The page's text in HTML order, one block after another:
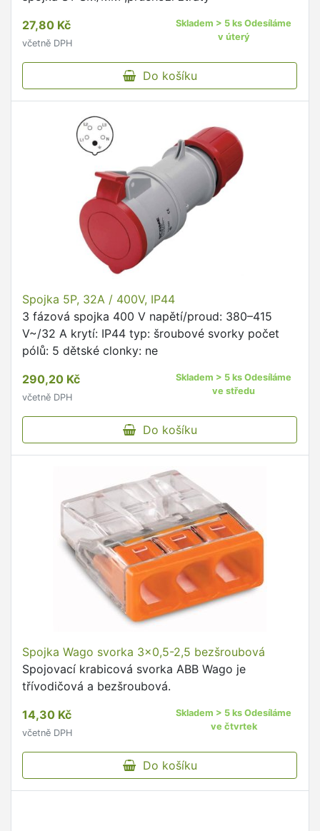
27,80 Kč
včetně DPH
Skladem > 5 ks Odesíláme
v úterý
Do košíku
Spojka 5P, 32A / 400V, IP44
3 fázová spojka 400 V napětí/proud: 380–415
V~/32 A krytí: IP44 typ: šroubové svorky počet
pólů: 5 dětské clonky: ne
290,20 Kč
včetně DPH
Skladem > 5 ks Odesíláme
ve středu
Do košíku
Spojka Wago svorka 3x0,5-2,5 bezšroubová
Spojovací krabicová svorka ABB Wago je
třívodičová a bezšroubová.
14,30 Kč
včetně DPH
Skladem > 5 ks Odesíláme
ve čtvrtek
Do košíku